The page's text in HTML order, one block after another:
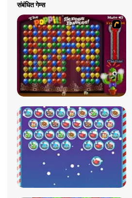
संबंधित गेम्स